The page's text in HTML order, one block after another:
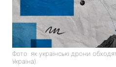
Фото: як українські дрони
Україна)